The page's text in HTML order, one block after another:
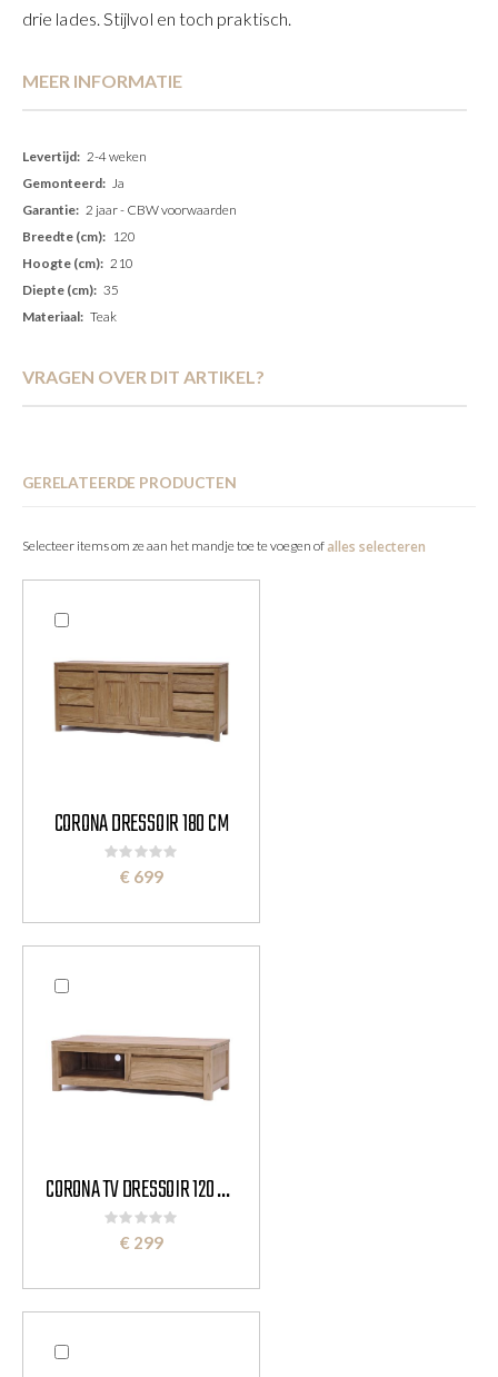
drie lades. Stijlvol en toch praktisch.
MEER INFORMATIE
Meer
informatie
2-4 weken
Ja
2 jaar - CBW voorwaarden
120
210
35
Teak
VRAGEN OVER DIT ARTIKEL?
GERELATEERDE PRODUCTEN
Selecteer items om ze aan het mandje toe te voegen of alles selecteren
CORONA DRESSOIR 180 CM
Rating:
€ 699
CORONA TV DRESSOIR 120 CM
Rating:
€ 299